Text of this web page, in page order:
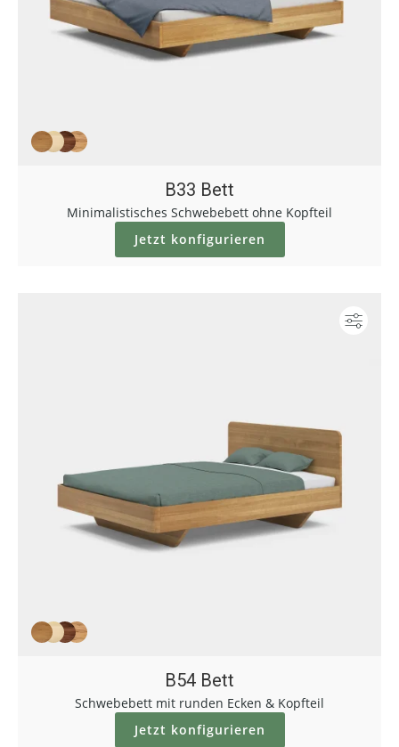
B33 Bett
Minimalistisches Schwebebett ohne Kopfteil
Jetzt konfigurieren
B54 Bett
Schwebebett mit runden Ecken & Kopfteil
Jetzt konfigurieren